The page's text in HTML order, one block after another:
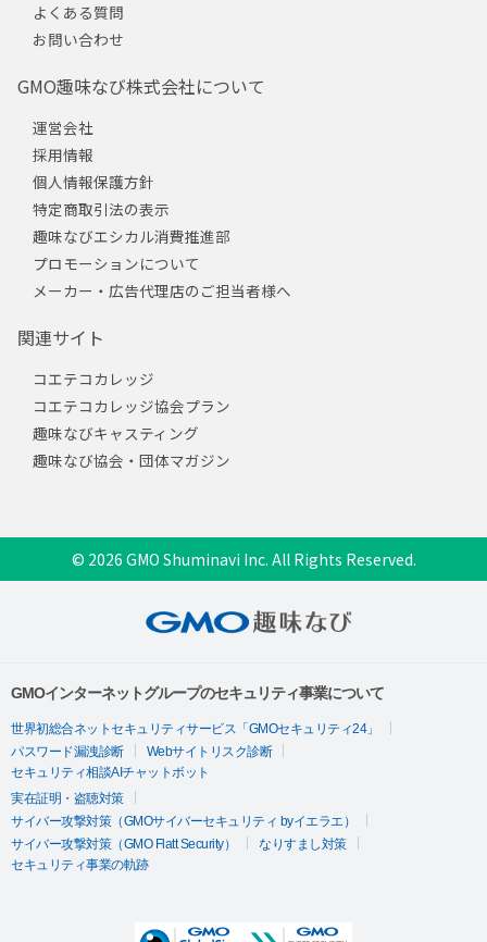
よくある質問
お問い合わせ
GMO趣味なび株式会社について
運営会社
採用情報
個人情報保護方針
特定商取引法の表示
趣味なびエシカル消費推進部
プロモーションについて
メーカー・広告代理店のご担当者様へ
関連サイト
コエテコカレッジ
コエテコカレッジ協会プラン
趣味なびキャスティング
趣味なび協会・団体マガジン
© 2026 GMO Shuminavi Inc. All Rights Reserved.